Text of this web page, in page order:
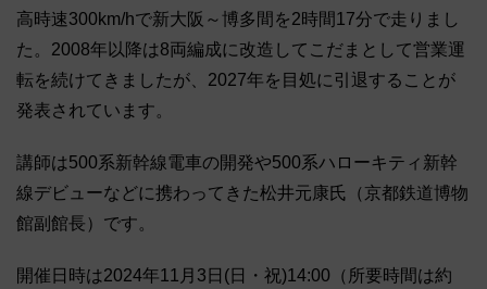
高時速300km/hで新大阪～博多間を2時間17分で走りまし
た。2008年以降は8両編成に改造してこだまとして営業運
転を続けてきましたが、2027年を目処に引退することが
発表されています。
講師は500系新幹線電車の開発や500系ハローキティ新幹
線デビューなどに携わってきた松井元康氏（京都鉄道博物
館副館長）です。
開催日時は2024年11月3日(日・祝)14:00（所要時間は約